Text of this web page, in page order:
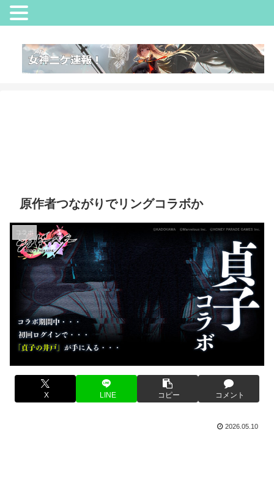
原作者つながりでリングコラボか
コラボ
X LINE コピー コメント
2026.05.10